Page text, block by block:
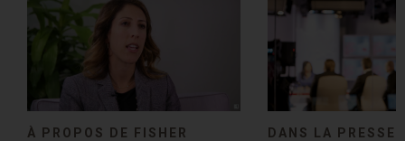
À PROPOS DE FISHER DANS LA PRESSE